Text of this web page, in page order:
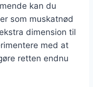
kan du
som muskatnød
dimension til
med at
retten endnu